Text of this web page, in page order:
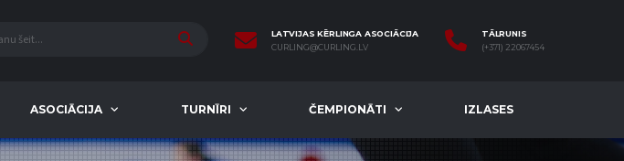
LATVIJAS KĒRLINGA ASOCIĀCIJA
CURLING@CURLING.LV
TĀLRUNIS
(+371) 22067454
ASOCIĀCIJA TURNĪRI ČEMPIONĀTI IZLASES